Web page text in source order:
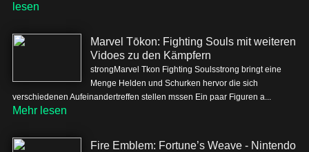
lesen
Marvel Tōkon: Fighting Souls mit weiteren
Vidoes zu den Kämpfern
strongMarvel Tkon Fighting Soulsstrong bringt eine
Menge Helden und Schurken hervor die sich
verschiedenen Aufeinandertreffen stellen mssen Ein paar Figuren a...
Mehr lesen
Fire Emblem: Fortune’s Weave - Nintendo